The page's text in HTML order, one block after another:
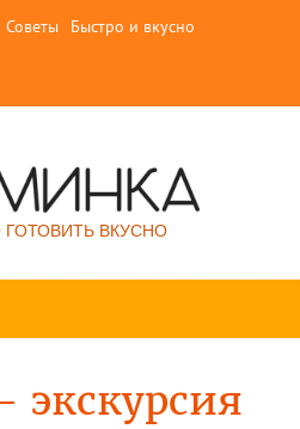
Советы Быстро и вкусно
ГОТОВИТЬ ВКУСНО
экскурсия